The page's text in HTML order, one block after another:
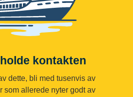
kontakten
dette, bli med tusenvis av
som allerede nyter godt av